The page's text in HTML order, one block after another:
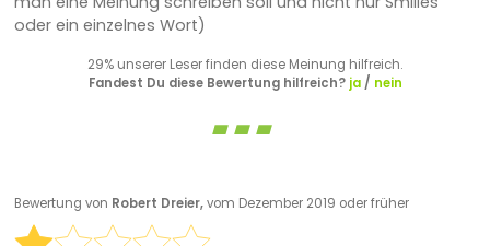
oder ein einzelnes Wort)
29% unserer Leser finden diese Meinung hilfreich.
Fandest Du diese Bewertung hilfreich? ja/ nein
Bewertung von Robert Dreier,vom Dezember 2019 oder früher